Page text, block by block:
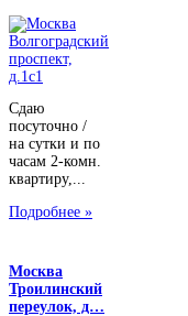
Сдаю
посуточно /
на сутки и по
часам 2-комн.
квартиру,...
Подробнее »
Москва
Троилинский
переулок, д…